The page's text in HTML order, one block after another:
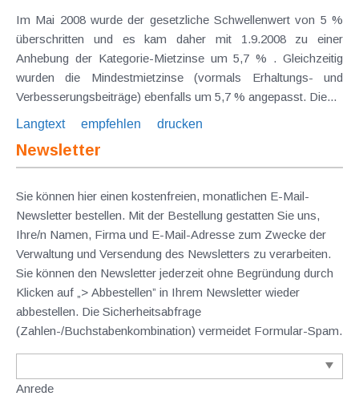
Im Mai 2008 wurde der gesetzliche Schwellenwert von 5 %
überschritten und es kam daher mit 1.9.2008 zu einer
Anhebung der Kategorie-Mietzinse um 5,7 % . Gleichzeitig
wurden die Mindestmietzinse (vormals Erhaltungs- und
Verbesserungsbeiträge) ebenfalls um 5,7 % angepasst. Die...
Langtext
empfehlen drucken
Newsletter
Sie können hier einen kostenfreien, monatlichen E-Mail-
Newsletter bestellen. Mit der Bestellung gestatten Sie uns,
Ihre/n Namen, Firma und E-Mail-Adresse zum Zwecke der
Verwaltung und Versendung des Newsletters zu verarbeiten.
Sie können den Newsletter jederzeit ohne Begründung durch
Klicken auf „> Abbestellen” in Ihrem Newsletter wieder
abbestellen. Die Sicherheitsabfrage
(Zahlen-/Buchstabenkombination) vermeidet Formular-Spam.
Anrede